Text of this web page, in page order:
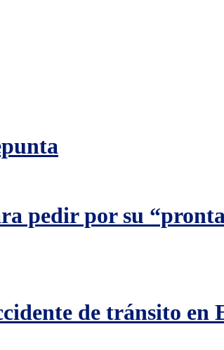
pedir por su
de tránsito en